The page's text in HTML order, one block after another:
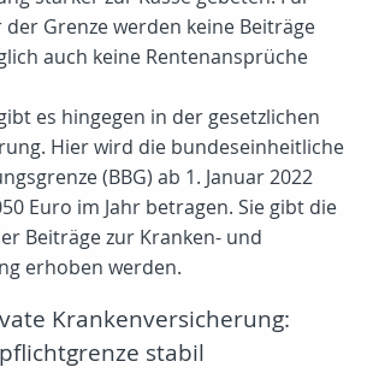
Grenze werden keine Beiträge
auch keine Rentenansprüche
es hingegen in der gesetzlichen
Hier wird die bundeseinheitliche
(BBG) ab 1. Januar 2022
Euro im Jahr betragen. Sie gibt die
Beiträge zur Kranken- und
erhoben werden.
Krankenversicherung:
stabil